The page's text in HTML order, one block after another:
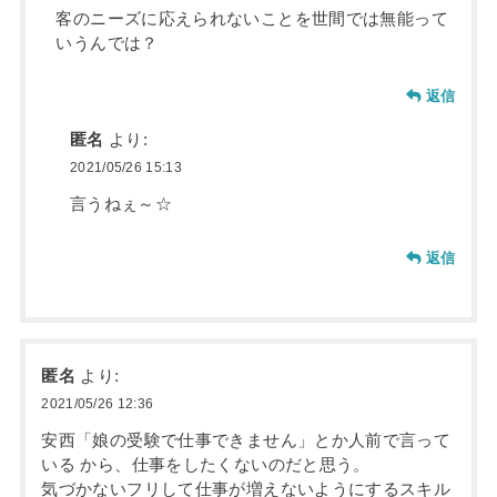
客のニーズに応えられないことを世間では無能って
いうんでは？
返信
匿名 より:
2021/05/26 15:13
言うねぇ～☆
返信
匿名 より:
2021/05/26 12:36
安西「娘の受験で仕事できません」とか人前で言って
いる から、仕事をしたくないのだと思う。
気づかないフリして仕事が増えないようにするスキル